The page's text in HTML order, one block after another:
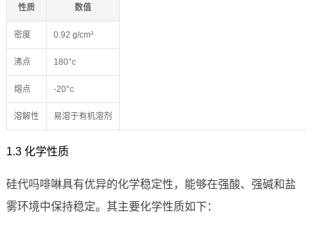
性质 数值
密度 0.92 g/cm³
沸点 180°c
熔点 -20°c
溶解性 易溶于有机溶剂
1.3 化学性质
硅代吗啡啉具有优异的化学稳定性，能够在强酸、强碱和盐
雾环境中保持稳定。其主要化学性质如下：